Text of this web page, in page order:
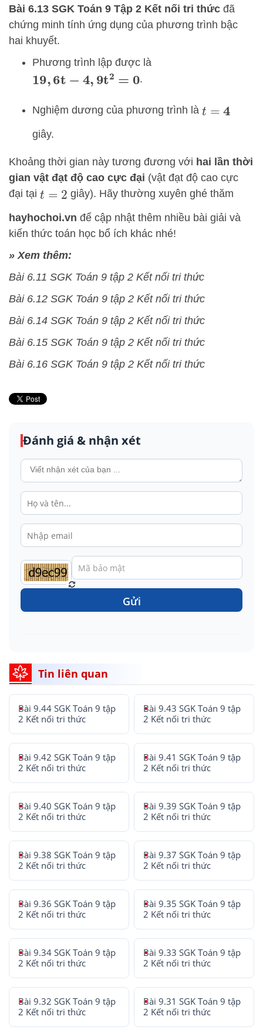
Bài 6.13 SGK Toán 9 Tập 2 Kết nối tri thức đã
chứng minh tính ứng dụng của phương trình bậc
hai khuyết.
Phương trình lập được là
19,6t− 4, 9t2 =0 .
Nghiệm dương của phương trình là t=4
giây.
Khoảng thời gian này tương đương với hai lần thời
gian vật đạt độ cao cực đại (vật đạt độ cao cực
đại tại t=2 giây). Hãy thường xuyên ghé thăm
hayhochoi.vn để cập nhật thêm nhiều bài giải và
kiến thức toán học bổ ích khác nhé!
» Xem thêm:
Bài 6.11 SGK Toán 9 tập 2 Kết nối tri thức
Bài 6.12 SGK Toán 9 tập 2 Kết nối tri thức
Bài 6.14 SGK Toán 9 tập 2 Kết nối tri thức
Bài 6.15 SGK Toán 9 tập 2 Kết nối tri thức
Bài 6.16 SGK Toán 9 tập 2 Kết nối tri thức
Đánh giá & nhận xét
Gửi
Tin liên quan
Bài 9.44 SGK Toán 9 tập
2 Kết nối tri thức
Bài 9.43 SGK Toán 9 tập
2 Kết nối tri thức
Bài 9.42 SGK Toán 9 tập
2 Kết nối tri thức
Bài 9.41 SGK Toán 9 tập
2 Kết nối tri thức
Bài 9.40 SGK Toán 9 tập
2 Kết nối tri thức
Bài 9.39 SGK Toán 9 tập
2 Kết nối tri thức
Bài 9.38 SGK Toán 9 tập
2 Kết nối tri thức
Bài 9.37 SGK Toán 9 tập
2 Kết nối tri thức
Bài 9.36 SGK Toán 9 tập
2 Kết nối tri thức
Bài 9.35 SGK Toán 9 tập
2 Kết nối tri thức
Bài 9.34 SGK Toán 9 tập
2 Kết nối tri thức
Bài 9.33 SGK Toán 9 tập
2 Kết nối tri thức
Bài 9.32 SGK Toán 9 tập
2 Kết nối tri thức
Bài 9.31 SGK Toán 9 tập
2 Kết nối tri thức